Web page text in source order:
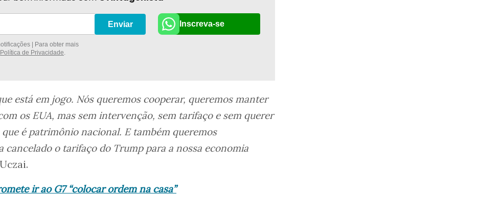
| Para obter mais
Política de Privacidade.
Enviar Inscreva-se
está em jogo. Nós queremos cooperar, queremos manter
os EUA, mas sem intervenção, sem tarifaço e sem querer
é patrimônio nacional. E também queremos
cancelado o tarifaço do Trump para a nossa economia
ir ao G7 “colocar ordem na casa”